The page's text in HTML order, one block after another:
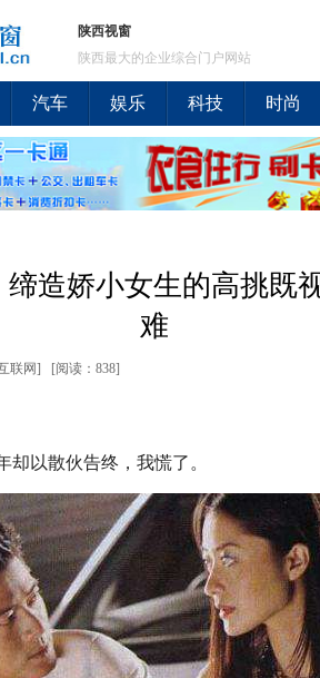
陕西视窗
陕西最大的企业综合门户网站
汽车 娱乐 科技 时尚
缔造娇小女生的高挑既
难
互联网] [阅读：838]
以散伙告终，我慌了。